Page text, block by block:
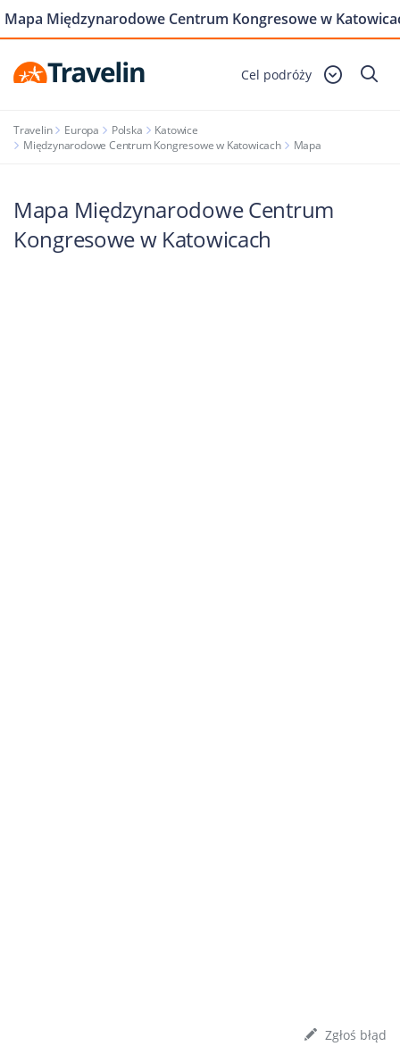
Cel podróży
Travelin Europa Polska
Katowice
Międzynarodowe Centrum Kongresowe w Katowicach
Mapa
Mapa Międzynarodowe Centrum Kongresowe w
Mapa Międzynarodowe Centrum
Kongresowe w Katowicach
Zgłoś błąd